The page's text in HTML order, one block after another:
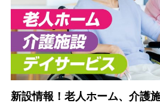
新設情報！老人ホーム、介護